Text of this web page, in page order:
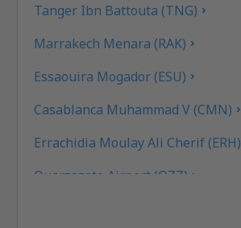
Tanger Ibn Battouta (TNG)
Marrakech Menara (RAK)
Essaouira Mogador (ESU)
Casablanca Muhammad V (CMN)
Errachidia Moulay Ali Cherif (ERH)
Ouarzazate Airport (OZZ)